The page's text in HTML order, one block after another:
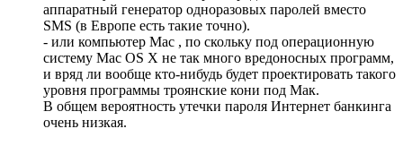
аппаратный генератор одноразовых паролей вместо
SMS (в Европе есть такие точно).
- или компьютер Mac , по скольку под операционную
систему Mac OS X не так много вредоносных программ,
и вряд ли вообще кто-нибудь будет проектировать такого
уровня программы троянские кони под Мак.
В общем вероятность утечки пароля Интернет банкинга
очень низкая.